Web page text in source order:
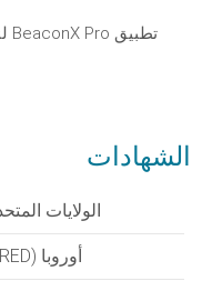
الشهادات
الولايات
أوروبا (CE-RED, سي-لفد, CE-EMC, يصل, بنفايات )